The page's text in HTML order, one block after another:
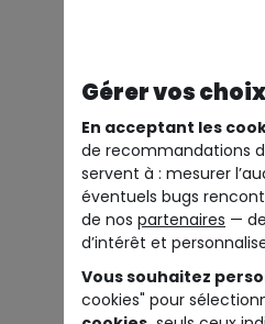
Gérer vos
En acceptant les
de recommandations
servent à : mesurer
éventuels bugs
de nos partenaires —
d’intérêt et
Vous souhaitez
cookies" pour